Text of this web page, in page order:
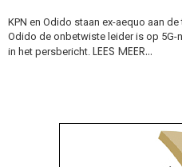
KPN en Odido staan ex-aequo aan
Odido de onbetwiste leider is op 5G-
in het persbericht. LEES MEER…